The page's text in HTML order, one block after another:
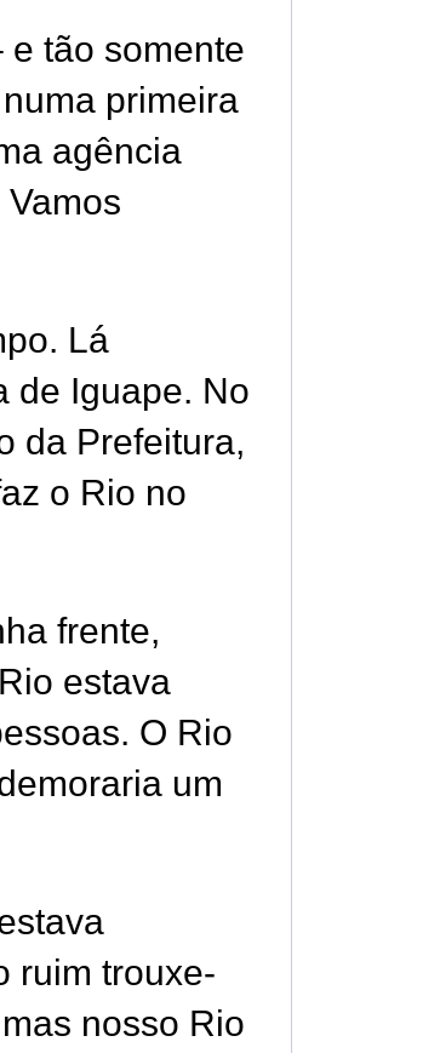
tão somente
primeira
agência
Lá
de Iguape. No
da Prefeitura,
o Rio no
frente,
estava
O Rio
um
ruim trouxe-
nosso Rio